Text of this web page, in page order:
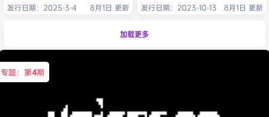
发行日期：2025-3-4
8月1日 更新
发行日期：2023-10-13
8月1日 更新
加载更多
专题：第4期